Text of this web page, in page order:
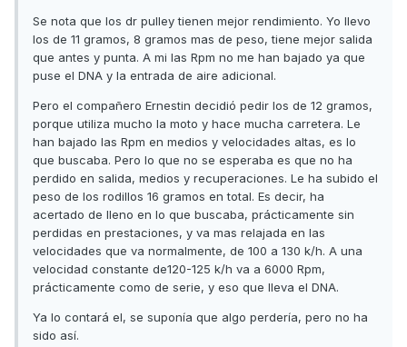
Se nota que los dr pulley tienen mejor rendimiento. Yo llevo
los de 11 gramos, 8 gramos mas de peso, tiene mejor salida
que antes y punta. A mi las Rpm no me han bajado ya que
puse el DNA y la entrada de aire adicional.
Pero el compañero Ernestin decidió pedir los de 12 gramos,
porque utiliza mucho la moto y hace mucha carretera. Le
han bajado las Rpm en medios y velocidades altas, es lo
que buscaba. Pero lo que no se esperaba es que no ha
perdido en salida, medios y recuperaciones. Le ha subido el
peso de los rodillos 16 gramos en total. Es decir, ha
acertado de lleno en lo que buscaba, prácticamente sin
perdidas en prestaciones, y va mas relajada en las
velocidades que va normalmente, de 100 a 130 k/h. A una
velocidad constante de120-125 k/h va a 6000 Rpm,
prácticamente como de serie, y eso que lleva el DNA.
Ya lo contará el, se suponía que algo perdería, pero no ha
sido así.